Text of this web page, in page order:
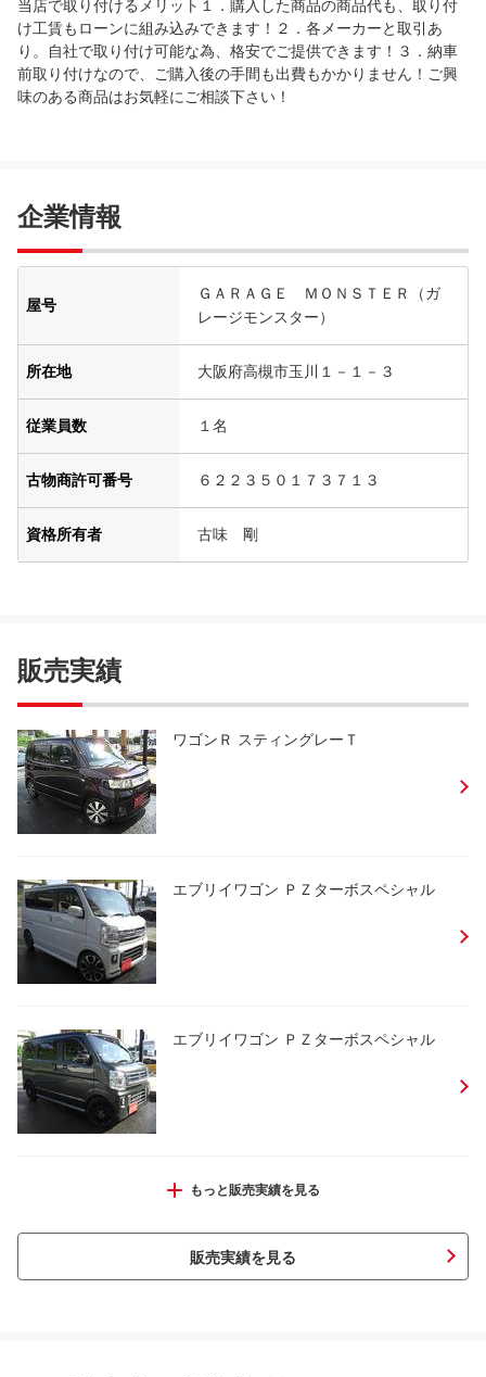
当店で取り付けるメリット１．購入した商品の商品代も、取り付
け工賃もローンに組み込みできます！２．各メーカーと取引あ
り。自社で取り付け可能な為、格安でご提供できます！３．納車
前取り付けなので、ご購入後の手間も出費もかかりません！ご興
味のある商品はお気軽にご相談下さい！
企業情報
屋号
ＧＡＲＡＧＥ ＭＯＮＳＴＥＲ（ガ
レージモンスター）
所在地 大阪府高槻市玉川１－１－３
従業員数 １名
古物商許可番号 ６２２３５０１７３７１３
資格所有者 古味 剛
販売実績
ワゴンＲ スティングレーＴ
エブリイワゴン ＰＺターボスペシャル
エブリイワゴン ＰＺターボスペシャル
エブリイワゴン ＰＺターボスペシャル
もっと販売実績を見る
販売実績を見る